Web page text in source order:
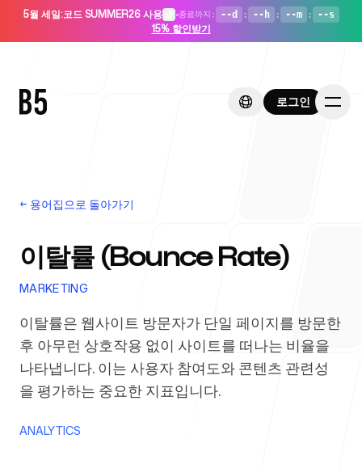
5월 세일:코드 SUMMER26 사용 •종료까지 : --d : --h : --m : --s
15% 할인받기
로그인
로그인
홈
스타트업용
에이전시용
← 용어집으로 돌아가기
이탈률 (Bounce Rate)
MARKETING
이탈률은 웹사이트 방문자가 단일 페이지를 방문한
후 아무런 상호작용 없이 사이트를 떠나는 비율을
나타냅니다. 이는 사용자 참여도와 콘텐츠 관련성
을 평가하는 중요한 지표입니다.
ANALYTICS